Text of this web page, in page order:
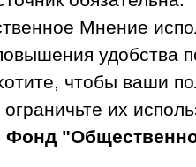
Мнение
удобства
чтобы ваши
их
Фонд